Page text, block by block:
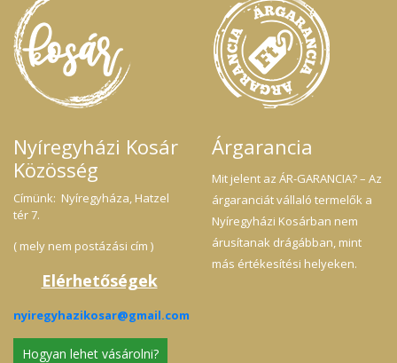
Nyíregyházi Kosár
Közösség
Címünk: Nyíregyháza, Hatzel
tér 7.
( mely nem postázási cím )
Elérhetőségek
nyiregyhazikosar@gmail.com
Hogyan lehet vásárolni?
Árgarancia
Mit jelent az ÁR-GARANCIA? – Az
árgaranciát vállaló termelők a
Nyíregyházi Kosárban nem
árusítanak drágábban, mint
más értékesítési helyeken.